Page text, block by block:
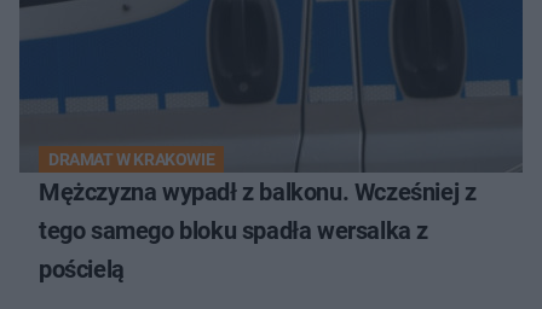
DRAMAT W KRAKOWIE
Mężczyzna wypadł z balkonu. Wcześniej z
tego samego bloku spadła wersalka z
pościelą